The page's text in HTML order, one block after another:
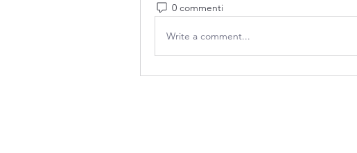
0 commenti
Write a comment...